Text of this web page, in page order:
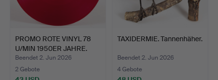
PROMO ROTE VINYL 78
U/MIN 1950ER JAHRE.
Beendet 2. Jun 2026
2 Gebote
TAXIDERMIE. Tannenhäher.
Beendet 2. Jun 2026
4 Gebote